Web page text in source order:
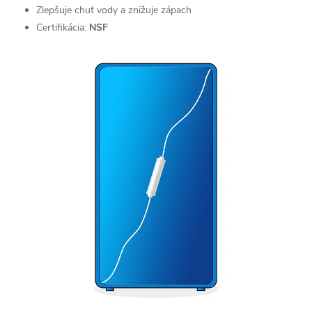
Zlepšuje chuť vody a znižuje zápach
Certifikácia: NSF